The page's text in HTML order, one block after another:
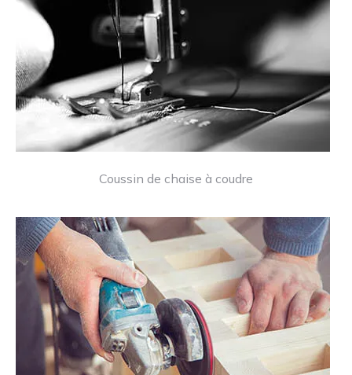
Coussin de chaise à coudre